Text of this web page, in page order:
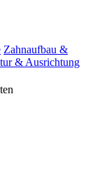
Zahnaufbau &
& Ausrichtung